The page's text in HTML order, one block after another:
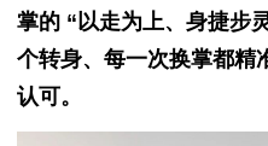
掌的 “以走为上、身捷步
个转身、每一次换掌都精
认可。